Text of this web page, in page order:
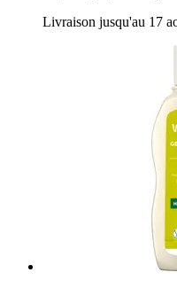
Livraison jusqu'au 17